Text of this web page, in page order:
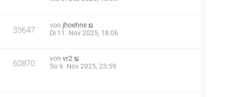
35647 von jhoehne
Di 11. Nov 2025, 18:06
60870 vonvr2
So 9. Nov 2025, 23:59